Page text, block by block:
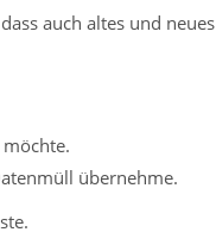
auch altes und neues
übernehme.